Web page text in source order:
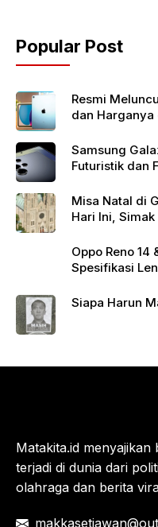
o
o
k
p
p
Popular Post
Resmi
dan Harganya
Samsung
Futuristik dan
Misa Natal di
Hari Ini,
Oppo Reno 14
Spesifikasi
Siapa Harun
Matakita.id
terjadi di dunia dari
olahraga dan berita